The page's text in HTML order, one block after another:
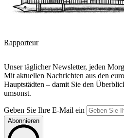
Rapporteur
Unser täglicher Newsletter, jeden
Mit aktuellen Nachrichten aus den
Hauptstädten – damit Sie den
umsonst.
Geben Sie Ihre E-Mail ein
Abonnieren